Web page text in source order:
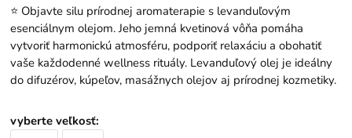
⭐ Objavte silu prírodnej aromaterapie s levanduľovým
esenciálnym olejom. Jeho jemná kvetinová vôňa pomáha
vytvoriť harmonickú atmosféru, podporiť relaxáciu a obohatiť
vaše každodenné wellness rituály. Levanduľový olej je ideálny
do difuzérov, kúpeľov, masážnych olejov aj prírodnej kozmetiky.
vyberte veľkosť: